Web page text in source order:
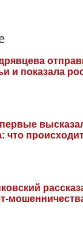
и показала
что